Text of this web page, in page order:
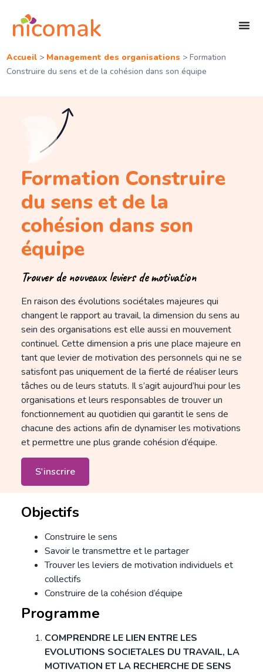
Accueil> Management des organisations > Formation
Construire du sens et de la cohésion dans son équipe
Formation Construire
du sens et de la
cohésion dans son
équipe
Trouver de nouveaux leviers de motivation
En raison des évolutions sociétales majeures qui
changent le rapport au travail, la dimension du sens au
sein des organisations est elle aussi en mouvement
continuel. Cette dimension a pris une place majeure en
tant que levier de motivation des personnels qui ne se
satisfont pas uniquement de la fierté de réaliser leurs
tâches ou de leurs statuts. Il s’agit aujourd’hui pour les
organisations et leurs responsables de trouver un
fonctionnement au quotidien qui garantit le sens de
chacune des actions afin de dynamiser les motivations
et permettre une plus grande cohésion d’équipe.
S'inscrire
Objectifs
Construire le sens
Savoir le transmettre et le partager
Trouver les leviers de motivation individuels et
collectifs
Construire de la cohésion d’équipe
Programme
COMPRENDRE LE LIEN ENTRE LES
EVOLUTIONS SOCIETALES DU TRAVAIL, LA
MOTIVATION ET LA RECHERCHE DE SENS